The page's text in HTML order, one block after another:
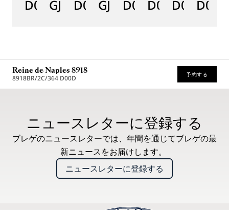
D0 GJ29BH89254DD5J4
D0 GJE25BH20.8985DB
D0 D0 D0 D000
Reine de Naples 8918
8918BR/2C/364 D00D 予約する
ニュースレターに登録する
ブレゲのニュースレターでは、年間を通じてブレゲの最
新ニュースをお届けします。
ニュースレターに登録する